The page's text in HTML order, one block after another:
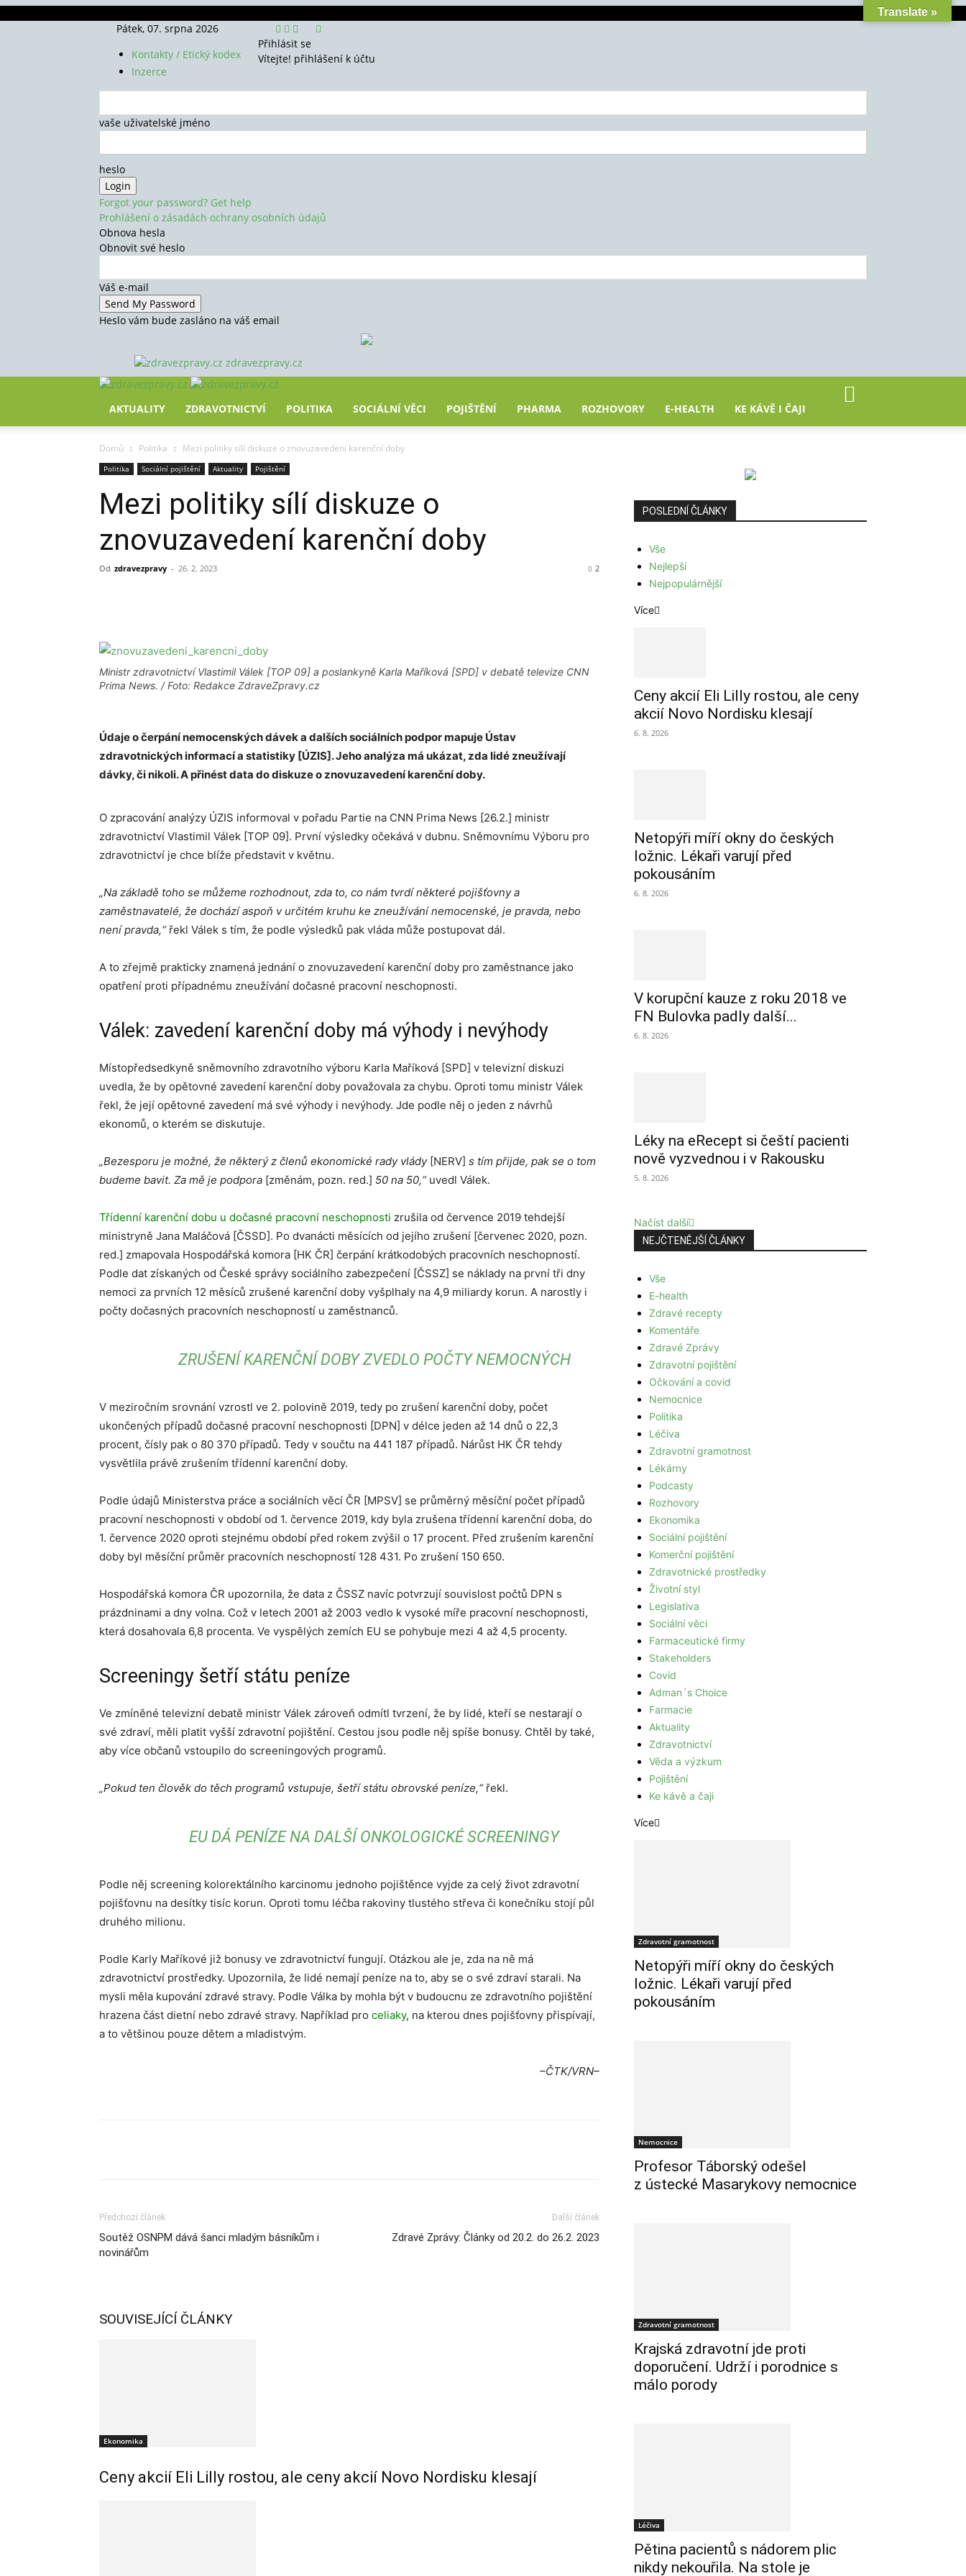
Pátek, 07. srpna 2026
Kontakty / Etický kodex
Inzerce
Přihlásit se
Vítejte! přihlášení k účtu
vaše uživatelské jméno
heslo
Forgot your password? Get help
Prohlášení o zásadách ochrany osobních údajů
Obnova hesla
Obnovit své heslo
Váš e-mail
Heslo vám bude zasláno na váš email
zdravezpravy.cz
AKTUALITY ZDRAVOTNICTVÍ POLITIKA SOCIÁLNÍ VĚCI POJIŠTĚNÍ PHARMA ROZHOVORY E-HEALTH KE KÁVĚ I ČAJI
Domů Politika Mezi politiky sílí diskuze o znovuzavedení karenční doby
Politika Sociální pojištění Aktuality Pojištění
Mezi politiky sílí diskuze o
znovuzavedení karenční doby
Od zdravezpravy - 26. 2. 2023 2
Ministr zdravotnictví Vlastimil Válek [TOP 09] a poslankyně Karla Maříková [SPD] v debatě televize CNN
Prima News. / Foto: Redakce ZdraveZpravy.cz
Údaje o čerpání nemocenských dávek a dalších sociálních podpor mapuje Ústav
zdravotnických informací a statistiky [ÚZIS]. Jeho analýza má ukázat, zda lidé zneužívají
dávky, či nikoli. A přinést data do diskuze o znovuzavedení karenční doby.
O zpracování analýzy ÚZIS informoval v pořadu Partie na CNN Prima News [26.2.] ministr
zdravotnictví Vlastimil Válek [TOP 09]. První výsledky očekává v dubnu. Sněmovnímu Výboru pro
zdravotnictví je chce blíže představit v květnu.
„Na základě toho se můžeme rozhodnout, zda to, co nám tvrdí některé pojišťovny a
zaměstnavatelé, že dochází aspoň v určitém kruhu ke zneužívání nemocenské, je pravda, nebo
není pravda,“řekl Válek s tím, že podle výsledků pak vláda může postupovat dál.
A to zřejmě prakticky znamená jednání o znovuzavedení karenční doby pro zaměstnance jako
opatření proti případnému zneužívání dočasné pracovní neschopnosti.
Válek: zavedení karenční doby má výhody i nevýhody
Místopředsedkyně sněmovního zdravotního výboru Karla Maříková [SPD] v televizní diskuzi
uvedla, že by opětovné zavedení karenční doby považovala za chybu. Oproti tomu ministr Válek
řekl, že její opětovné zavedení má své výhody i nevýhody. Jde podle něj o jeden z návrhů
ekonomů, o kterém se diskutuje.
„Bezesporu je možné, že některý z členů ekonomické rady vlády [NERV] s tím přijde, pak se o tom
budeme bavit. Za mě je podpora [změnám, pozn. red.] 50 na 50,“uvedl Válek.
Třídenní karenční dobu u dočasné pracovní neschopnosti zrušila od července 2019 tehdejší
ministryně Jana Maláčová [ČSSD]. Po dvanácti měsících od jejího zrušení [červenec 2020, pozn.
red.] zmapovala Hospodářská komora [HK ČR] čerpání krátkodobých pracovních neschopností.
Podle dat získaných od České správy sociálního zabezpečení [ČSSZ] se náklady na první tři dny
nemoci za prvních 12 měsíců zrušené karenční doby vyšplhaly na 4,9 miliardy korun. A narostly i
počty dočasných pracovních neschopností u zaměstnanců.
ZRUŠENÍ KARENČNÍ DOBY ZVEDLO POČTY NEMOCNÝCH
V meziročním srovnání vzrostl ve 2. polovině 2019, tedy po zrušení karenční doby, počet
ukončených případů dočasné pracovní neschopnosti [DPN] v délce jeden až 14 dnů o 22,3
procent, čísly pak o 80 370 případů. Tedy v součtu na 441 187 případů. Nárůst HK ČR tehdy
vysvětlila právě zrušením třídenní karenční doby.
Podle údajů Ministerstva práce a sociálních věcí ČR [MPSV] se průměrný měsíční počet případů
pracovní neschopnosti v období od 1. července 2019, kdy byla zrušena třídenní karenční doba, do
1. července 2020 oproti stejnému období před rokem zvýšil o 17 procent. Před zrušením karenční
doby byl měsíční průměr pracovních neschopností 128 431. Po zrušení 150 650.
Hospodářská komora ČR upozornila, že data z ČSSZ navíc potvrzují souvislost počtů DPN s
prázdninami a dny volna. Což v letech 2001 až 2003 vedlo k vysoké míře pracovní neschopnosti,
která dosahovala 6,8 procenta. Ve vyspělých zemích EU se pohybuje mezi 4 až 4,5 procenty.
Screeningy šetří státu peníze
Ve zmíněné televizní debatě ministr Válek zároveň odmítl tvrzení, že by lidé, kteří se nestarají o
své zdraví, měli platit vyšší zdravotní pojištění. Cestou jsou podle něj spíše bonusy. Chtěl by také,
aby více občanů vstoupilo do screeningových programů.
„Pokud ten člověk do těch programů vstupuje, šetří státu obrovské peníze,“řekl.
EU DÁ PENÍZE NA DALŠÍ ONKOLOGICKÉ SCREENINGY
Podle něj screening kolorektálního karcinomu jednoho pojištěnce vyjde za celý život zdravotní
pojišťovnu na desítky tisíc korun. Oproti tomu léčba rakoviny tlustého střeva či konečníku stojí půl
druhého milionu.
Podle Karly Maříkové již bonusy ve zdravotnictví fungují. Otázkou ale je, zda na ně má
zdravotnictví prostředky. Upozornila, že lidé nemají peníze na to, aby se o své zdraví starali. Na
mysli měla kupování zdravé stravy. Podle Válka by mohla být v budoucnu ze zdravotního pojištění
hrazena část dietní nebo zdravé stravy. Například pro celiaky, na kterou dnes pojišťovny přispívají,
a to většinou pouze dětem a mladistvým.
–ČTK/VRN–
Předchozí článek
Soutěž OSNPM dává šanci mladým básníkům i
novinářům
Další článek
Zdravé Zprávy: Články od 20.2. do 26.2. 2023
SOUVISEJÍCÍ ČLÁNKY
Ekonomika
Ceny akcií Eli Lilly rostou, ale ceny akcií Novo Nordisku klesají
POSLEDNÍ ČLÁNKY
Vše
Nejlepší
Nejpopulárnější
Více
Ceny akcií Eli Lilly rostou, ale ceny
akcií Novo Nordisku klesají
6. 8. 2026
Netopýři míří okny do českých
ložnic. Lékaři varují před
pokousáním
6. 8. 2026
V korupční kauze z roku 2018 ve
FN Bulovka padly další...
6. 8. 2026
Léky na eRecept si čeští pacienti
nově vyzvednou i v Rakousku
5. 8. 2026
Načíst další
NEJČTENĚJŠÍ ČLÁNKY
Vše
E-health
Zdravé recepty
Komentáře
Zdravé Zprávy
Zdravotní pojištění
Očkování a covid
Nemocnice
Politika
Léčiva
Zdravotní gramotnost
Lékárny
Podcasty
Rozhovory
Ekonomika
Sociální pojištění
Komerční pojištění
Zdravotnické prostředky
Životní styl
Legislativa
Sociální věci
Farmaceutické firmy
Stakeholders
Covid
Adman´s Choice
Farmacie
Aktuality
Zdravotnictví
Věda a výzkum
Pojištění
Ke kávě a čaji
Více
Zdravotní gramotnost
Netopýři míří okny do českých
ložnic. Lékaři varují před
pokousáním
Nemocnice
Profesor Táborský odešel
z ústecké Masarykovy nemocnice
Zdravotní gramotnost
Krajská zdravotní jde proti
doporučení. Udrží i porodnice s
málo porody
Léčiva
Pětina pacientů s nádorem plic
nikdy nekouřila. Na stole je
Translate »